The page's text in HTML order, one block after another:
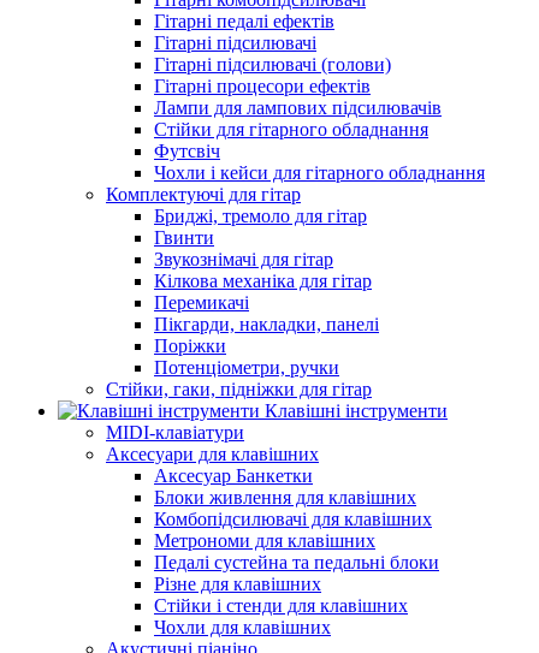
Гітарні педалі ефектів
Гітарні підсилювачі
Гітарні підсилювачі (голови)
Гітарні процесори ефектів
Лампи для лампових підсилювачів
Стійки для гітарного обладнання
Футсвіч
Чохли і кейси для гітарного обладнання
Комплектуючі для гітар
Бриджі, тремоло для гітар
Гвинти
Звукознімачі для гітар
Кілкова механіка для гітар
Перемикачі
Пікгарди, накладки, панелі
Поріжки
Потенціометри, ручки
Стійки, гаки, підніжки для гітар
Клавішні інструменти
MIDI-клавіатури
Аксесуари для клавішних
Аксесуар Банкетки
Блоки живлення для клавішних
Комбопідсилювачі для клавішних
Метрономи для клавішних
Педалі сустейна та педальні блоки
Різне для клавішних
Стійки і стенди для клавішних
Чохли для клавішних
Акустичні піаніно